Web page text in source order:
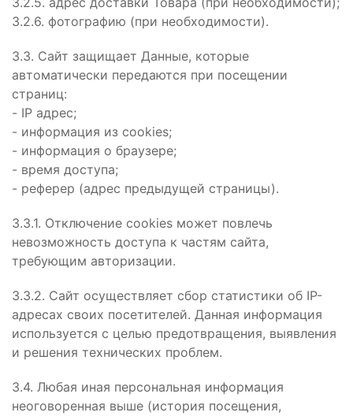
3.2.6. фотографию (при необходимости).
3.3. Сайт защищает Данные, которые
автоматически передаются при посещении
страниц:
- IP адрес;
- информация из cookies;
- информация о браузере;
- время доступа;
- реферер (адрес предыдущей страницы).
3.3.1. Отключение cookies может повлечь
невозможность доступа к частям сайта,
требующим авторизации.
3.3.2. Сайт осуществляет сбор статистики об IP-
адресах своих посетителей. Данная информация
используется с целью предотвращения, выявления
и решения технических проблем.
3.4. Любая иная персональная информация
неоговоренная выше (история посещения,